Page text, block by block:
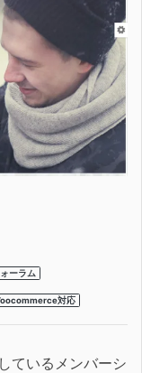
ーラム
対応
ているメンバーシ